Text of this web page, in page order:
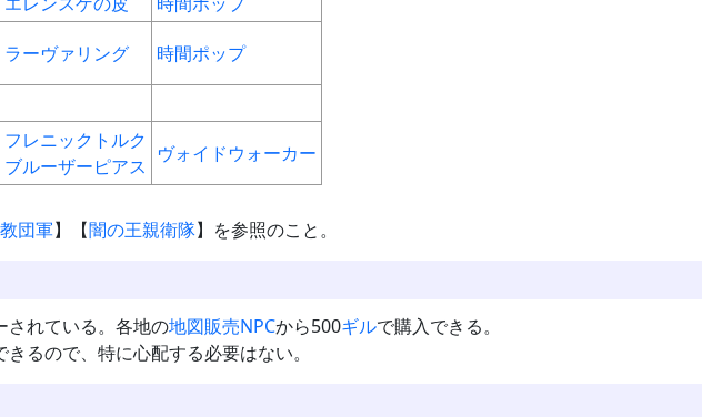
ラーヴァリング 時間ポップ
フレニックトルク
ブルーザーピアス
ヴォイドウォーカー
団軍】【闇の王親衛隊】を参照のこと。
されている。各地の地図販売NPCから500ギルで購入できる。
るので、特に心配する必要はない。